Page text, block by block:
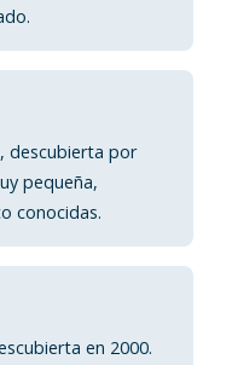
descubierta por
pequeña,
conocidas.
en 2000.